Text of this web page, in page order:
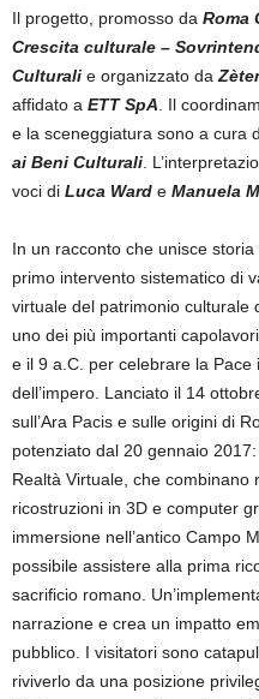
Il progetto, promosso da Roma
Crescita culturale –
Culturali e organizzato da
affidato a ETT SpA . Il
e la sceneggiatura sono a cura
ai Beni Culturali .
voci di Luca Ward e Manuela
In un racconto che unisce storia
primo intervento sistematico di
virtuale del patrimonio culturale
uno dei più importanti
e il 9 a.C. per celebrare la
dell’impero. Lanciato il 14
sull’Ara Pacis e sulle origini di
potenziato dal 20 gennaio
Realtà Virtuale, che combinano
ricostruzioni in 3D e computer
immersione nell’antico Campo
possibile assistere alla prima
sacrificio romano.
narrazione e crea un impatto
pubblico. I visitatori sono
riviverlo da una posizione